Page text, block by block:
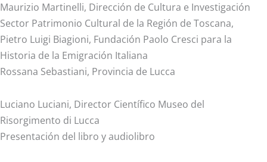
Maurizio Martinelli, Dirección de Cultura e Investigación
Sector Patrimonio Cultural de la Región de Toscana,
Pietro Luigi Biagioni, Fundación Paolo Cresci para la
Historia de la Emigración Italiana
Rossana Sebastiani, Provincia de Lucca
Luciano Luciani, Director Científico Museo del
Risorgimento di Lucca
Presentación del libro y audiolibro